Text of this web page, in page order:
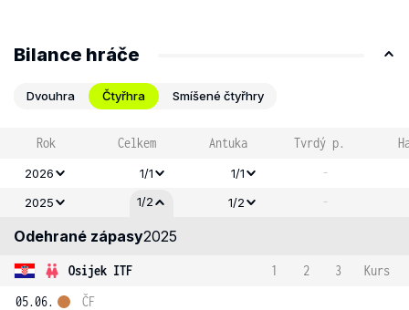
Bilance hráče
Dvouhra Čtyřhra Smíšené čtyřhry
Rok Celkem Antuka Tvrdý p.
2026 1/1 1/1 -
2025 1/2 1/2 -
Odehrané zápasy2025
Osijek ITF 1 2 3
Kurs
05.06.
ČF